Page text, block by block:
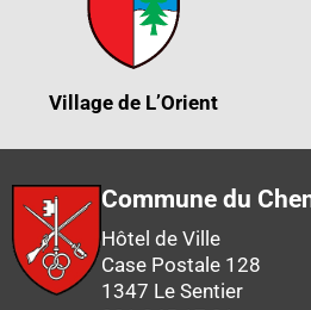
Village de L’Orient
Commune du
Hôtel de Ville
Case Postale 128
1347 Le Sentier